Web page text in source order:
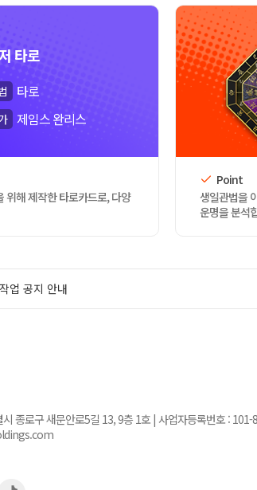
타로
타로
제임스 완리스
위해 제작한 타로카드로, 다양
Point
생일관법을
운명을 분석
업 공지 안내
종로구 새문안로5길 13, 9층 1호 | 사업자등록번호 : 101-